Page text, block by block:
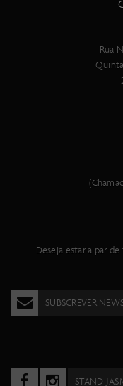
Syncros Capital SL
Schwalbe PRO ONE
Schwalbe PRO ONE
Caixa de direção
Punhos
Syncros E1 Carbono
Selim
Syncros Plasma 6 HMX
Pedaleiro
Rua
Deseja estar a par de
SUBSCREVER
STAND